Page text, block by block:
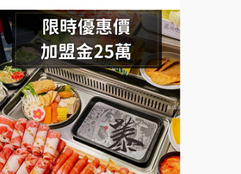
自助洗衣店誠徵代洗收送人員
(台中市)
MUSHEN徵SPA美容芳療師
日十。早午食加盟說明會
拾鑶火鍋加盟說明會
雞咕雞咕加盟說明會
TEA TOP加盟說明會
珍好味臭臭鍋加盟說明會
藍象廷泰式火鍋加盟說明會
日十。早午食加盟說明會